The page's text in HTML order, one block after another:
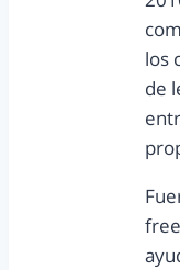
los
de